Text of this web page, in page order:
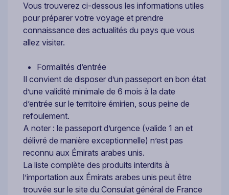
Vous trouverez ci-dessous les informations utiles
pour préparer votre voyage et prendre
connaissance des actualités du pays que vous
allez visiter.
Formalités d’entrée
Il convient de disposer d’un passeport en bon état
d’une validité minimale de 6 mois à la date
d’entrée sur le territoire émirien, sous peine de
refoulement.
A noter : le passeport d’urgence (valide 1 an et
délivré de manière exceptionnelle) n’est pas
reconnu aux Émirats arabes unis.
La liste complète des produits interdits à
l’importation aux Émirats arabes unis peut être
trouvée sur le site du Consulat général de France